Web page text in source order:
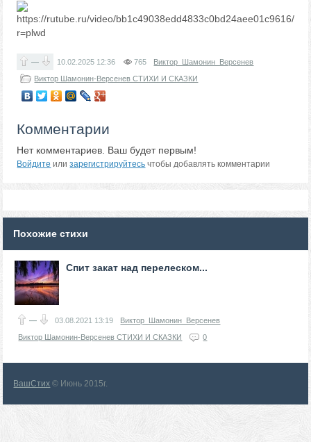
— 10.02.2025 12:36 765
Виктор_Шамонин_Версенев
Виктор Шамонин-Версенев СТИХИ И СКАЗКИ
Комментарии
Нет комментариев. Ваш будет первым!
Войдите илизарегистрируйтесь чтобы добавлять комментарии
Похожие стихи
Спит закат над перелеском...
— 03.08.2021 13:19
Виктор_Шамонин_Версенев
Виктор Шамонин-Версенев СТИХИ И СКАЗКИ
0
ВашСтих © Июнь 2015г.